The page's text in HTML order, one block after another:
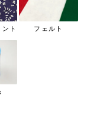
ト フェルト